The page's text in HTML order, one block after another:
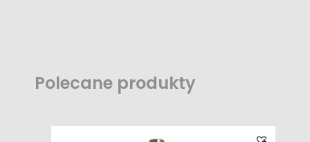
Polecane produkty